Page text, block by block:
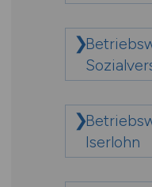
Iserlohn